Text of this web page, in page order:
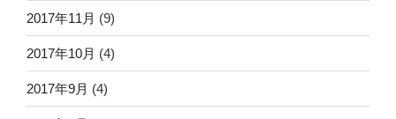
2017年11月 (9)
2017年10月 (4)
2017年9月 (4)